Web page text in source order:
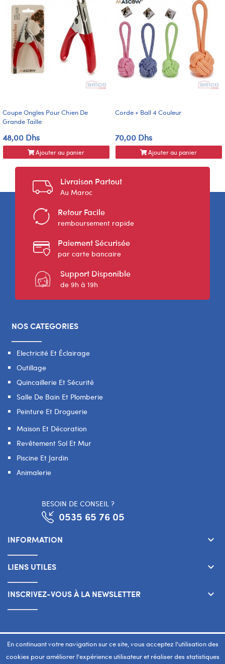
En continuant votre navigation sur ce site, vous acceptez l'utilisation des
cookies pour améliorer l'expérience utilisateur et réaliser des statistiques
Coupe Ongles Pour Chien De
Grande Taille
48,00 Dhs
Ajouter au panier
Corde + Ball 4 Couleur
70,00 Dhs
Ajouter au panier
Livraison Partout
Au Maroc
Retour Facile
remboursement rapide
Paiement Sécurisée
par carte bancaire
Support Disponible
de 9h à 19h
NOS CATEGORIES
Electricité Et Éclairage
Outillage
Quincaillerie Et Sécurité
Salle De Bain Et Plomberie
Peinture Et Droguerie
Maison Et Décoration
Revêtement Sol Et Mur
Piscine Et Jardin
Animalerie
BESOIN DE CONSEIL ?
0535 65 76 05
INFORMATION keyboard_arrow_down
LIENS UTILES keyboard_arrow_down
INSCRIVEZ-VOUS À LA NEWSLETTER keyboard_arrow_down
Copyright 2026 © SMART WAY Tous droits réservés.
www.smart-way.ma